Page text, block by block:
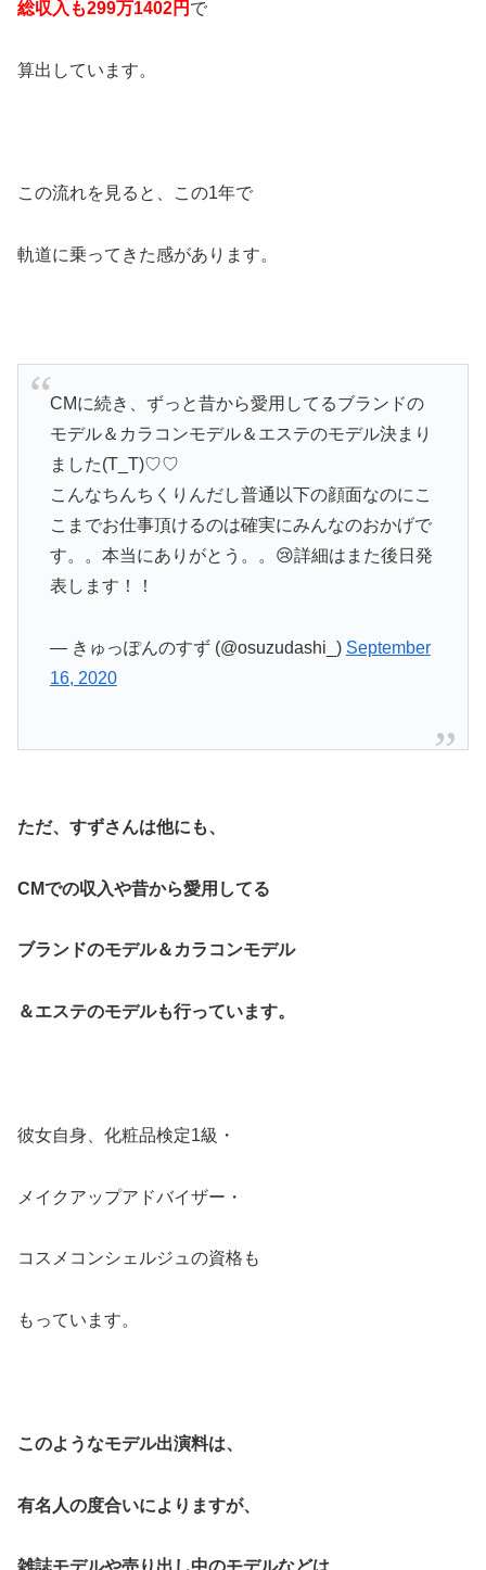
総収入も299万1402円 で
算出しています。
この流れを見ると、この1年で
軌道に乗ってきた感があります。
CMに続き、ずっと昔から愛用してるブランドの
モデル＆カラコンモデル＆エステのモデル決まり
ました(T_T)♡♡
こんなちんちくりんだし普通以下の顔面なのにこ
こまでお仕事頂けるのは確実にみんなのおかげで
す。。本当にありがとう。。😢詳細はまた後日発
表します！！
— きゅっぽんのすず (@osuzudashi_) September
16, 2020
ただ、すずさんは他にも、
CMでの収入や昔から愛用してる
ブランドのモデル＆カラコンモデル
＆エステのモデルも行っています。
彼女自身、化粧品検定1級・
メイクアップアドバイザー・
コスメコンシェルジュの資格も
もっています。
このようなモデル出演料は、
有名人の度合いによりますが、